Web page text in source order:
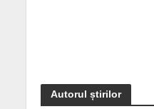
Autorul știrilor